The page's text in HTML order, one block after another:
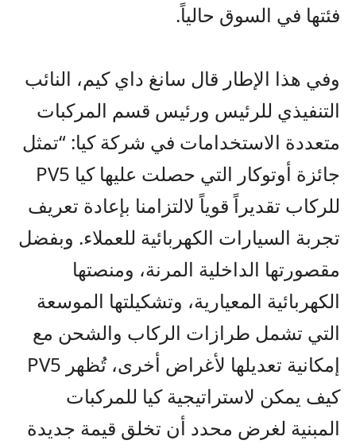
فئتها في السوق حالياً.
وفي هذا الإطار قال سانغ داي كيم، النائب
التنفيذي للرئيس ورئيس قسم المركبات
متعددة الاستخدامات في شركة كيا: “تمثل
جائزة أوتوكار التي حصلت عليها كيا PV5
للركاب تقدير اًقوياًلالتزامنا بإعادة تعريف
تجربة السيارات الكهربائية للعملاء. وبفضل
مقصورتها الداخلية المرنة، ومنصتها
الكهربائية المعيارية، وتشكيلتها الموسعة
التي تشمل طرازات الركاب والشحن مع
إمكانية تعديلها لأغراض أخرى، تُظهر PV5
كيف يمكن لاستراتيجية كيا للمركبات
المبنية لغرض محدد أن تخلق قيمة جديدة